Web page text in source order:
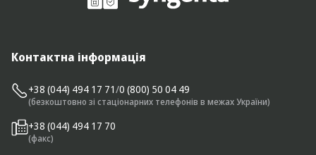
Контактна інформація
+38 (044) 494 17 71/0 (800) 50 04 49
(безкоштовно зі стаціонарних телефонів в межах України)
+38 (044) 494 17 70
(факс)